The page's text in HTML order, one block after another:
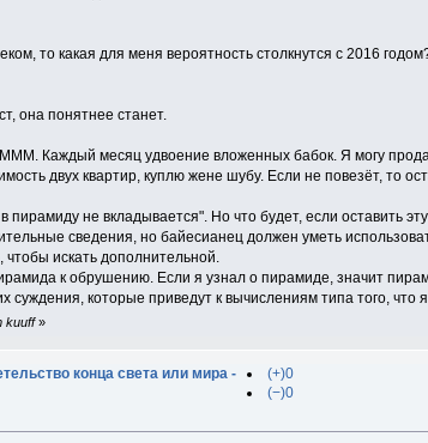
то какая для меня вероятность столкнутся с 2016
она понятнее станет.
Каждый месяц удвоение вложенных бабок. Я могу
двух квартир, куплю жене шубу. Если не повезёт, то
пирамиду не вкладывается". Но что будет, если оставить
сведения, но байесианец должен уметь
искать дополнительной.
к обрушению. Если я узнал о пирамиде, значит
суждения, которые приведут к вычислениям типа того, что
kuuff»
конца света или мира -
(+)0
(−)0